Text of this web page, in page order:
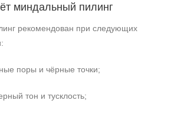
миндальный пилинг
рекомендован при следующих
поры и чёрные точки;
тон и тусклость;